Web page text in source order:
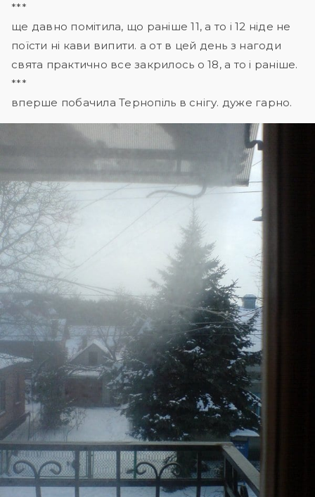
***
ще давно помітила, що раніше 11, а то і 12 ніде не
поїсти ні кави випити. а от в цей день з нагоди
свята практично все закрилось о 18, а то і раніше.
***
вперше побачила Тернопіль в снігу. дуже гарно.